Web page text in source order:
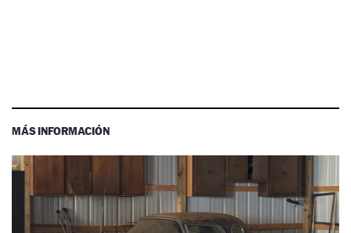
MÁS INFORMACIÓN